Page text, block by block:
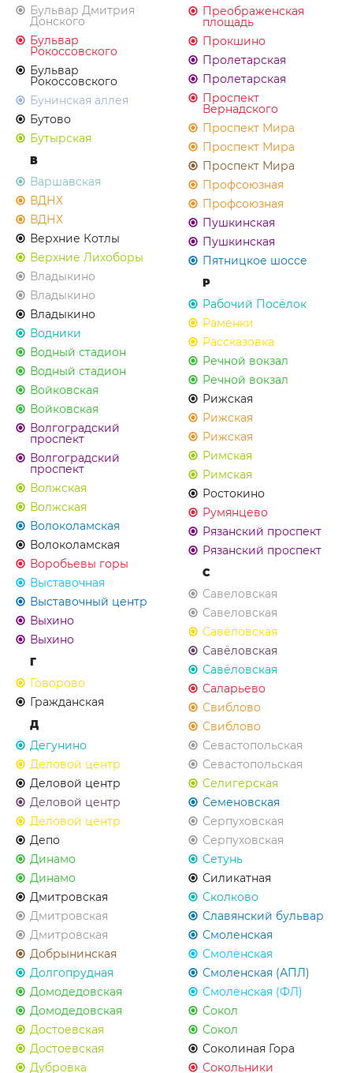
Бульвар Дмитрия
Донского
Бульвар
Рокоссовского
Бульвар
Рокоссовского
Бунинская аллея
Бутово
Бутырская
В
Варшавская
ВДНХ
ВДНХ
Верхние Котлы
Верхние Лихоборы
Владыкино
Владыкино
Владыкино
Водники
Водный стадион
Водный стадион
Войковская
Войковская
Волгоградский
проспект
Волгоградский
проспект
Волжская
Волжская
Волоколамская
Волоколамская
Воробьевы горы
Выставочная
Выставочный центр
Выхино
Выхино
Г
Говорово
Гражданская
Д
Дегунино
Деловой центр
Деловой центр
Деловой центр
Деловой центр
Депо
Динамо
Динамо
Дмитровская
Дмитровская
Дмитровская
Добрынинская
Долгопрудная
Домодедовская
Домодедовская
Достоевская
Достоевская
Дубровка
Преображенская
площадь
Прокшино
Пролетарская
Пролетарская
Проспект
Вернадского
Проспект Мира
Проспект Мира
Проспект Мира
Профсоюзная
Профсоюзная
Пушкинская
Пушкинская
Пятницкое шоссе
Р
Рабочий Посёлок
Раменки
Рассказовка
Речной вокзал
Речной вокзал
Рижская
Рижская
Рижская
Римская
Римская
Ростокино
Румянцево
Рязанский проспект
Рязанский проспект
С
Савеловская
Савеловская
Савёловская
Савёловская
Савёловская
Саларьево
Свиблово
Свиблово
Севастопольская
Севастопольская
Селигерская
Семеновская
Серпуховская
Серпуховская
Сетунь
Силикатная
Сколково
Славянский бульвар
Смоленская
Смоленская
Смоленская (АПЛ)
Смоленская (ФЛ)
Сокол
Сокол
Соколиная Гора
Сокольники